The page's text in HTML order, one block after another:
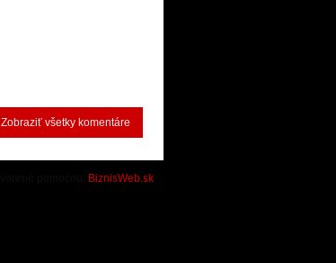
Zobraziť všetky komentáre
BiznisWeb.sk